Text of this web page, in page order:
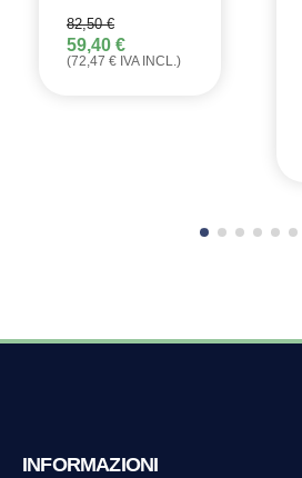
82,50€
IL
PREZZO
59,40 €
IL
PREZZO
(72,47 € IVA INCL.)
INFORMAZIONI